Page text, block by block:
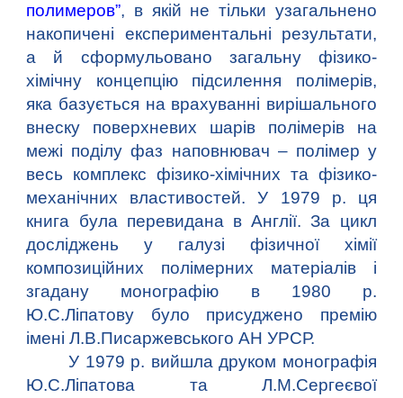
полимеров”, в якій не тільки узагальнено
накопичені експериментальні результати,
а й сформульовано загальну фізико-
хімічну концепцію підсилення полімерів,
яка базується на врахуванні вирішального
внеску поверхневих шарів полімерів на
межі поділу фаз наповнювач – полімер у
весь комплекс фізико-хімічних та фізико-
механічних властивостей. У 1979 р. ця
книга була перевидана в Англії. За цикл
досліджень у галузі фізичної хімії
композиційних полімерних матеріалів і
згадану монографію в 1980 р.
Ю.С.Ліпатову було присуджено премію
імені Л.В.Писаржевського АН УРСР.
У 1979 р. вийшла друком монографія
Ю.С.Ліпатова та Л.М.Сергеєвої